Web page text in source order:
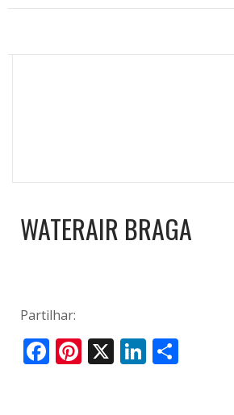
WATERAIR BRAGA
Partilhar:
Facebook
Pinterest
X LinkedIn